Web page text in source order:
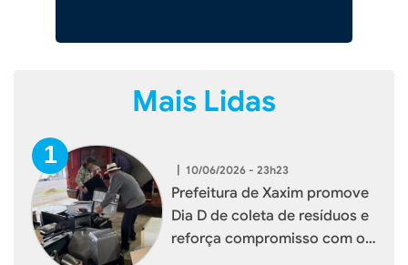
Mais Lidas
| 10/06/2026 - 23h23
Prefeitura de Xaxim promove
Dia D de coleta de resíduos e
reforça compromisso com o